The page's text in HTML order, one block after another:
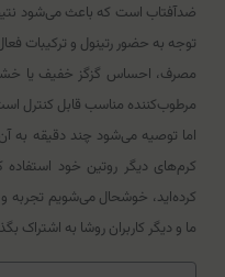
ضدآفتاب است که باعث می‌شود
توجه به حضور رتینول و ترکیبات
مصرف، احساس گزگز خفیف یا
مرطوب‌کننده مناسب قابل کنترل
اما توصیه می‌شود چند دقیقه به
کرم‌های دیگر روتین خود
کرده‌اید، خوشحال می‌شویم تجربه
ما و دیگر کاربران روشا به اشتراک